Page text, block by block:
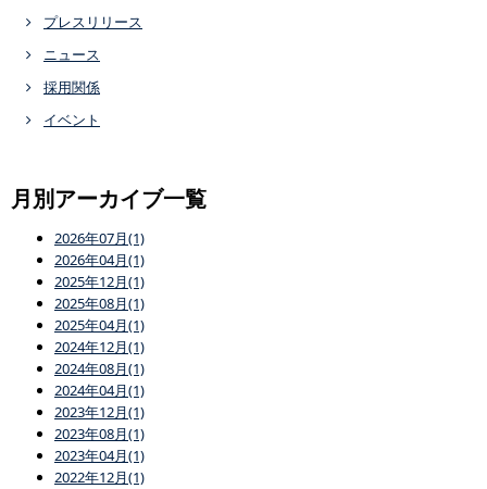
プレスリリース
ニュース
採用関係
イベント
月別アーカイブ一覧
2026年07月(1)
2026年04月(1)
2025年12月(1)
2025年08月(1)
2025年04月(1)
2024年12月(1)
2024年08月(1)
2024年04月(1)
2023年12月(1)
2023年08月(1)
2023年04月(1)
2022年12月(1)